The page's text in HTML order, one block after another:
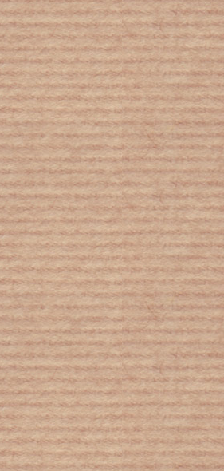
έχετε; Δείτε τι
η απάντησή σας για την